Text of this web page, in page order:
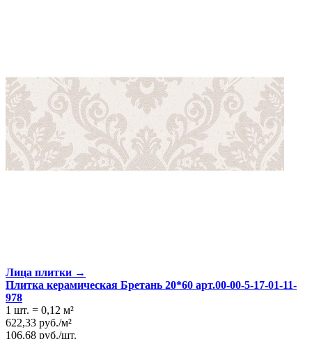
Лица плитки →
Плитка керамическая Бретань 20*60 арт.00-00-5-17-01-11-
978
1 шт. = 0,12 м²
622,33 руб./м²
106,68 руб./шт.